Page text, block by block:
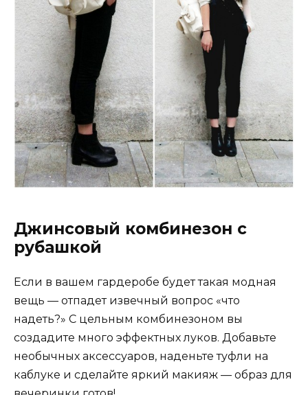
Джинсовый комбинезон с
рубашкой
Если в вашем гардеробе будет такая модная
вещь — отпадет извечный вопрос «что
надеть?» С цельным комбинезоном вы
создадите много эффектных луков. Добавьте
необычных аксессуаров, наденьте туфли на
каблуке и сделайте яркий макияж — образ для